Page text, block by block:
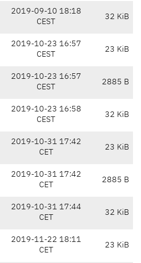
2019-09-10 18:18
CEST
32 KiB
2019-10-23 16:57
CEST
23 KiB
2019-10-23 16:57
CEST
2885 B
2019-10-23 16:58
CEST
32 KiB
2019-10-31 17:42
CET
23 KiB
2019-10-31 17:42
CET
2885 B
2019-10-31 17:44
CET
32 KiB
2019-11-22 18:11
CET
23 KiB